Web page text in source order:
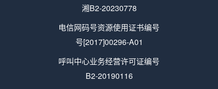
湘B2-20230778
电信网码号资源使用证书编号
号[2017]00296-A01
呼叫中心业务经营许可证编号
B2-20190116